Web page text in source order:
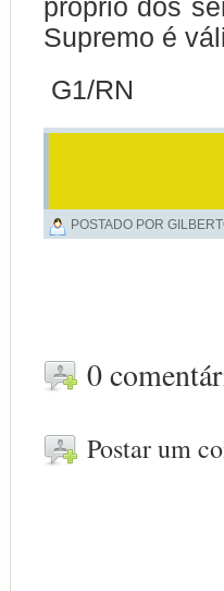
próprio dos
Supremo é
G1/RN
POSTADO POR
0
Postar um